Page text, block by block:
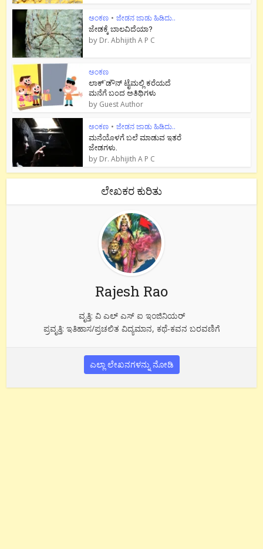
ಅಂಕಣ • ಜೇಡನ ಜಾಡು ಹಿಡಿದು..
ಜೇಡಕ್ಕೆ ಬಾಲವಿದೆಯಾ?
by Dr. Abhijith A P C
ಅಂಕಣ
ಲಾಕ್`ಡೌನ್ ಟೈಮಲ್ಲಿ ಕರೆಯದೆ
ಮನೆಗೆ ಬಂದ ಅತಿಥಿಗಳು
by Guest Author
ಅಂಕಣ • ಜೇಡನ ಜಾಡು ಹಿಡಿದು..
ಮನೆಯೊಳಗೆ ಬಲೆ ಮಾಡುವ ಇತರೆ
ಜೇಡಗಳು.
by Dr. Abhijith A P C
ಲೇಖಕರ ಕುರಿತು
Rajesh Rao
ವೃತ್ತಿ: ವಿ ಎಲ್ ಎಸ್ ಐ ಇಂಜಿನಿಯರ್
ಪ್ರವೃತ್ತಿ: ಇತಿಹಾಸ/ಪ್ರಚಲಿತ ವಿದ್ಯಮಾನ, ಕಥೆ-ಕವನ ಬರವಣಿಗೆ
ಎಲ್ಲಾ ಲೇಖನಗಳನ್ನು ನೋಡಿ